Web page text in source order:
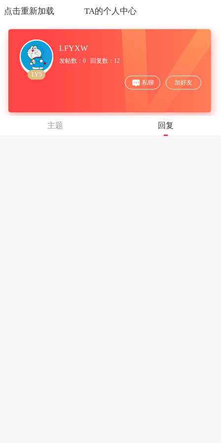
点击重新加载 TA的个人中心
LV5
LFYXW
发帖数：0 回复数：12
私聊 加好友
主题 回复